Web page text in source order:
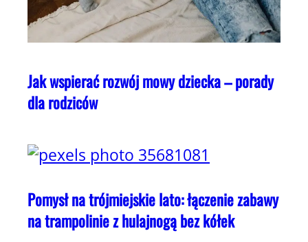
Jak wspierać rozwój mowy dziecka – porady
dla rodziców
Pomysł na trójmiejskie lato: łączenie zabawy
na trampolinie z hulajnogą bez kółek